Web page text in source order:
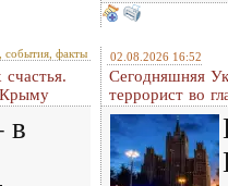
события, факты
Крыму
в
02.08.2026 16:52
Сегодняшняя
террорист во